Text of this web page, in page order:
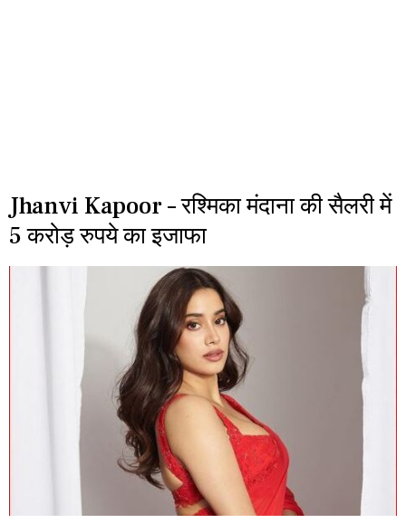
Jhanvi Kapoor – रश्मिका मंदाना की सैलरी में
5 करोड़ रुपये का इजाफा